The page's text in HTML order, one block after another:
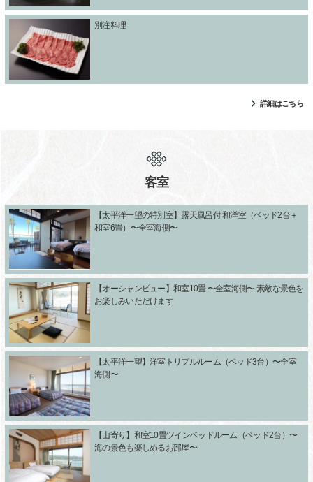
別注料理
詳細はこちら
客室
【太平洋一望の特別室】露天風呂付 和洋室（ベッド2台＋
和室6畳）〜全室海側〜
【オーシャンビュー】和室10畳 〜全室海側〜 素敵な景色を
お楽しみいただけます
【太平洋一望】洋室トリプルルーム（ベッド3台）〜全室
海側〜
【山寄り】和室10畳ツインベッドルーム（ベッド2台）〜
海の景色も楽しめるお部屋〜